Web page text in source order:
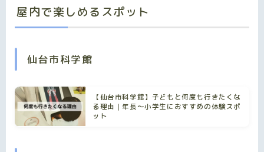
屋内で楽しめるスポット
仙台市科学館
【仙台市科学館】子どもと何度も行きたくな
る理由｜年長〜小学生におすすめの体験スポ
ット